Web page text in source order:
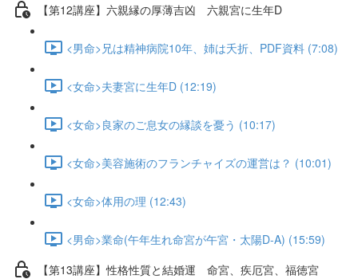
【第12講座】六親縁の厚薄吉凶 六親宮に生年D
<男命>兄は精神病院10年、姉は夭折、PDF資料 (7:08)
<女命>夫妻宮に生年D (12:19)
<女命>良家のご息女の縁談を憂う (10:17)
<女命>美容施術のフランチャイズの運営は？ (10:01)
<女命>体用の理 (12:43)
<男命>業命(午年生れ命宮が午宮・太陽D-A) (15:59)
【第13講座】性格性質と結婚運 命宮、疾厄宮、福徳宮